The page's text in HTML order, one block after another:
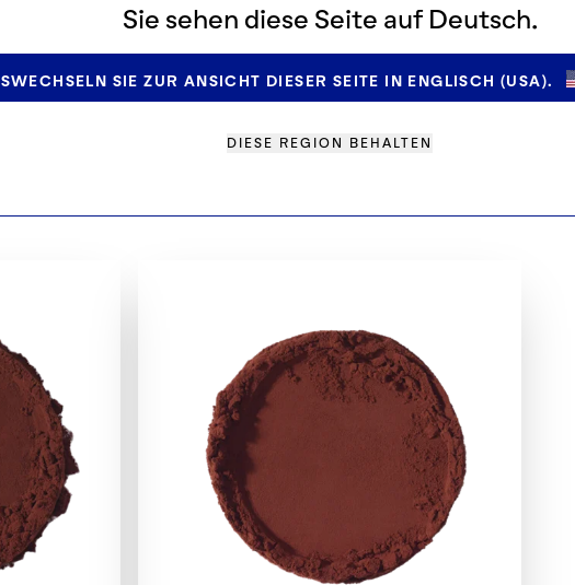
Sie sehen diese Seite auf Deutsch.
SWECHSELN SIE ZUR ANSICHT DIESER SEITE IN ENGLISCH (USA).
DIESE REGION BEHALTEN